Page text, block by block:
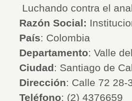
Luchando contra el
Razón Social:
País: Colombia
Departamento: Valle
Ciudad: Santiago de
Dirección: Calle 72 28-
Teléfono: (2) 4376659